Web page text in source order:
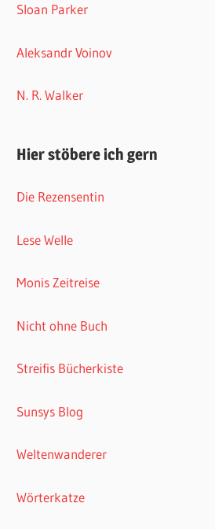
Sloan Parker
Aleksandr Voinov
N. R. Walker
Hier stöbere ich gern
Die Rezensentin
Lese Welle
Monis Zeitreise
Nicht ohne Buch
Streifis Bücherkiste
Sunsys Blog
Weltenwanderer
Wörterkatze